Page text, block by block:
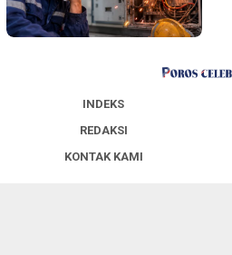
INDEKS
REDAKSI
KONTAK KAMI